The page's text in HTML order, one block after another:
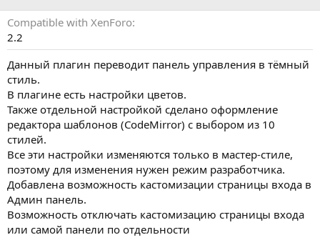
r
i
a
e
Compatible with XenForo
2.2
Данный плагин переводит панель управления в тёмный
стиль.
В плагине есть настройки цветов.
Также отдельной настройкой сделано оформление
редактора шаблонов (CodeMirror) с выбором из 10
стилей.
Все эти настройки изменяются только в мастер-стиле,
поэтому для изменения нужен режим разработчика.
Добавлена возможность кастомизации страницы входа в
Админ панель.
Возможность отключать кастомизацию страницы входа
или самой панели по отдельности